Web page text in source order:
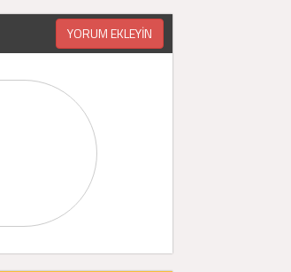
YORUM EKLEYİN